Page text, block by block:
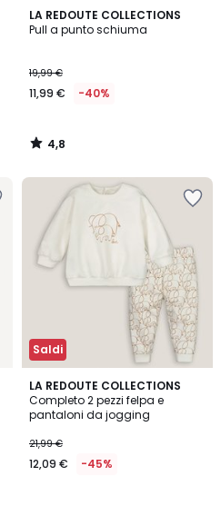
LA REDOUTE COLLECTIONS
Pull a punto schiuma
19,99 €
11,99 € -40%
4,8
/ 5
4,8
/
Saldi
LA REDOUTE COLLECTIONS
Completo 2 pezzi felpa e
pantaloni da jogging
21,99 €
12,09 € -45%
4,9
/ 5